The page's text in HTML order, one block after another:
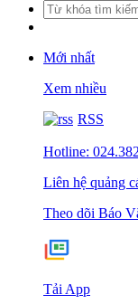
Mới nhất
Xem nhiều
RSS
Hotline:
Liên hệ quảng
Theo dõi Báo
Tải App